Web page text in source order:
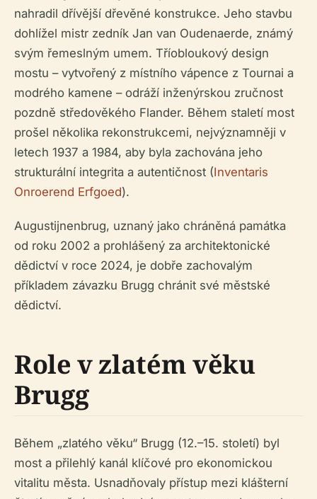
nahradil dřívější dřevěné konstrukce. Jeho stavbu
dohlížel mistr zedník Jan van Oudenaerde, známý
svým řemeslným umem. Tříobloukový design
mostu – vytvořený z místního vápence z Tournai a
modrého kamene – odráží inženýrskou zručnost
pozdně středověkého Flander. Během staletí most
prošel několika rekonstrukcemi, nejvýznamněji v
letech 1937 a 1984, aby byla zachována jeho
strukturální integrita a autentičnost (Inventaris
Onroerend Erfgoed).
Augustijnenbrug, uznaný jako chráněná památka
od roku 2002 a prohlášený za architektonické
dědictví v roce 2024, je dobře zachovalým
příkladem závazku Brugg chránit své městské
dědictví.
Role v zlatém věku
Brugg
Během „zlatého věku“ Brugg (12.–15. století) byl
most a přilehlý kanál klíčové pro ekonomickou
vitalitu města. Usnadňovaly přístup mezi klášterní